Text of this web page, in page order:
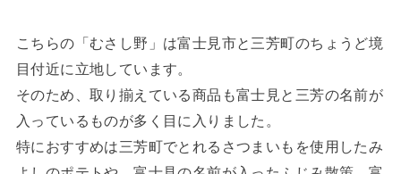
こちらの「むさし野」は富士見市と三芳町のちょうど境
目付近に立地しています。
そのため、取り揃えている商品も富士見と三芳の名前が
入っているものが多く目に入りました。
特におすすめは三芳町でとれるさつまいもを使用したみ